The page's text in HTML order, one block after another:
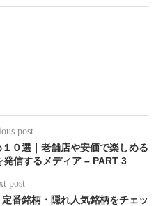
post
０選｜老舗店や安価で楽しめる
信するメディア – PART 3
post
番銘柄・隠れ人気銘柄をチェッ